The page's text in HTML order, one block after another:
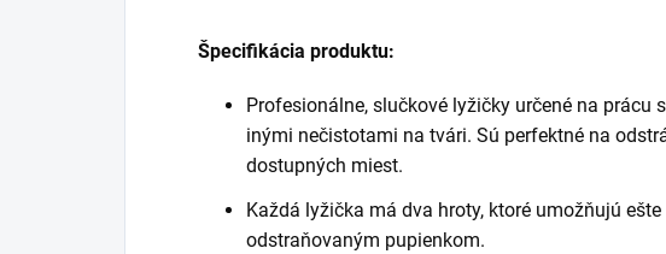
Špecifikácia produktu:
Profesionálne, slučkové lyžičky určené na prácu
inými nečistotami na tvári. Sú perfektné na
dostupných miest.
Každá lyžička má dva hroty, ktoré umožňujú
odstraňovaným pupienkom.